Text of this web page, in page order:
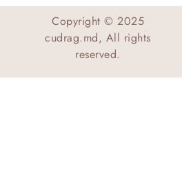
Copyright © 2025
cudrag.md, All rights
reserved.